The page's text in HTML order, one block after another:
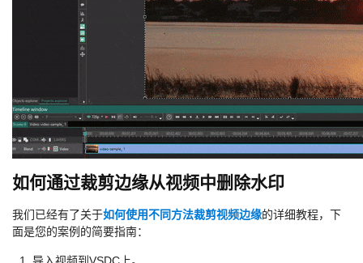
如何通过裁剪边缘从视频中删除水印
我们已经有了关于如何使用不同方法裁剪视频边缘的详细教程，下
面是您的案例的简要指南：